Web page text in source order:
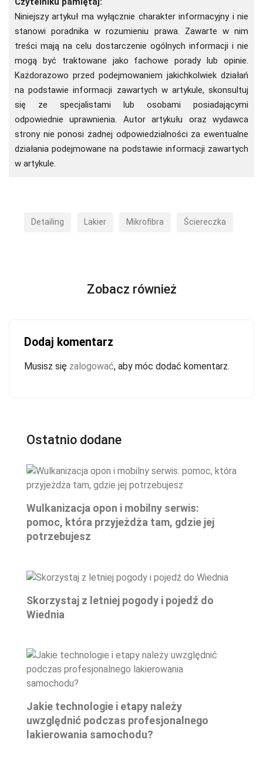
Niniejszy artykuł ma wyłącznie charakter informacyjny i nie
stanowi poradnika w rozumieniu prawa. Zawarte w nim
treści mają na celu dostarczenie ogólnych informacji i nie
mogą być traktowane jako fachowe porady lub opinie.
Każdorazowo przed podejmowaniem jakichkolwiek działań
na podstawie informacji zawartych w artykule, skonsultuj
się ze specjalistami lub osobami posiadającymi
odpowiednie uprawnienia. Autor artykułu oraz wydawca
strony nie ponosi żadnej odpowiedzialności za ewentualne
działania podejmowane na podstawie informacji zawartych
w artykule.
Detailing Lakier Mikrofibra Ściereczka
Zobacz również
Dodaj komentarz
Musisz się zalogować, aby móc dodać komentarz.
Ostatnio dodane
Wulkanizacja opon i mobilny serwis:
pomoc, która przyjeżdża tam, gdzie jej
potrzebujesz
Skorzystaj z letniej pogody i pojedź do
Wiednia
Jakie technologie i etapy należy
uwzględnić podczas profesjonalnego
lakierowania samochodu?